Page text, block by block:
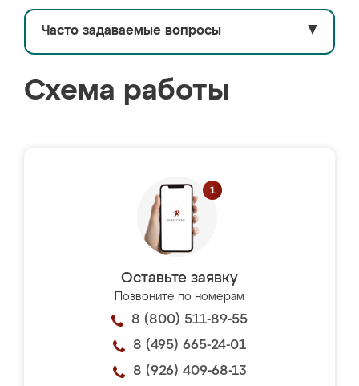
Часто задаваемые вопросы ▼
Схема работы
Оставьте заявку
Позвоните по номерам
8 (800) 511-89-55
8 (495) 665-24-01
8 (926) 409-68-13